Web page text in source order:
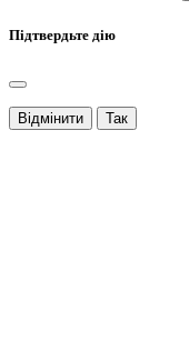
Підтвердьте дію
Відмінити Так